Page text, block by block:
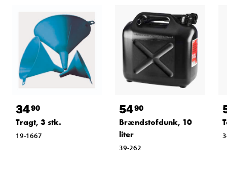
3490
Tragt, 3 stk.
19-1667
5490
Brændstofdunk, 10
liter
39-262